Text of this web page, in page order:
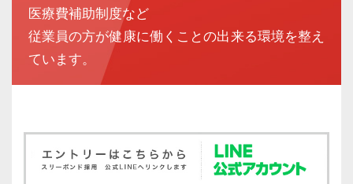
医療費補助制度など
従業員の方が健康に働くことの出来る環境を整え
ています。